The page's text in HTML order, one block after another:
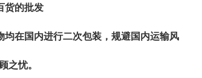
货的批发
在国内进行二次包装，规避国内运输风
之忧。